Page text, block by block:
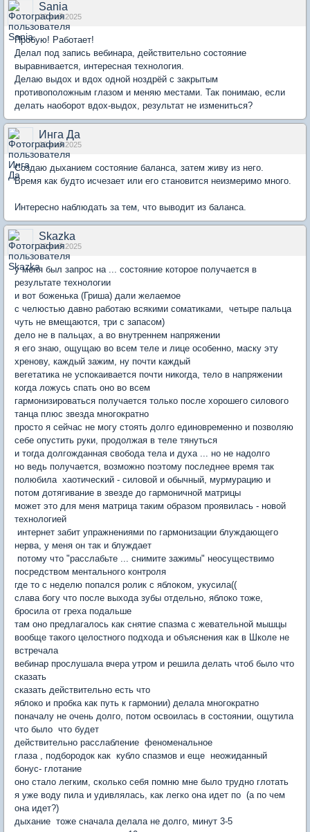
Sania
29 май 2025
Пробую! Работает!
Делал под запись вебинара, действительно состояние
выравнивается, интересная технология.
Делаю выдох и вдох одной ноздрёй с закрытым
противоположным глазом и меняю местами. Так понимаю, если
делать наоборот вдох-выдох, результат не измениться?
Инга Да
29 май 2025
Создаю дыханием состояние баланса, затем живу из него.
Время как будто исчезает или его становится неизмеримо много.
Интересно наблюдать за тем, что выводит из баланса.
Skazka
29 май 2025
у меня был запрос на ... состояние которое получается в
результате технологии
и вот боженька (Гриша) дали желаемое
с челюстью давно работаю всякими соматиками, четыре пальца
чуть не вмещаются, три с запасом)
дело не в пальцах, а во внутреннем напряжении
я его знаю, ощущаю во всем теле и лице особенно, маску эту
хренову, каждый зажим, ну почти каждый
вегетатика не успокаивается почти никогда, тело в напряжении
когда ложусь спать оно во всем
гармонизироваться получается только после хорошего силового
танца плюс звезда многократно
просто я сейчас не могу стоять долго единовременно и позволяю
себе опустить руки, продолжая в теле тянуться
и тогда долгожданная свобода тела и духа ... но не надолго
но ведь получается, возможно поэтому последнее время так
полюбила хаотический - силовой и обычный, мурмурацию и
потом дотягивание в звезде до гармоничной матрицы
может это для меня матрица таким образом проявилась - новой
технологией
интернет забит упражнениями по гармонизации блуждающего
нерва, у меня он так и блуждает
потому что "расслабьте ... снимите зажимы" неосуществимо
посредством ментального контроля
где то с неделю попался ролик с яблоком, укусила((
слава богу что после выхода зубы отдельно, яблоко тоже,
бросила от греха подальше
там оно предлагалось как снятие спазма с жевательной мышцы
вообще такого целостного подхода и объяснения как в Школе не
встречала
вебинар прослушала вчера утром и решила делать чтоб было что
сказать
сказать действительно есть что
яблоко и пробка как путь к гармонии) делала многократно
поначалу не очень долго, потом освоилась в состоянии, ощутила
что было что будет
действительно расслабление феноменальное
глаза , подбородок как кубло спазмов и еще неожиданный
бонус- глотание
оно стало легким, сколько себя помню мне было трудно глотать
я уже воду пила и удивлялась, как легко она идет по (а по чем
она идет?)
дыхание тоже сначала делала не долго, минут 3-5